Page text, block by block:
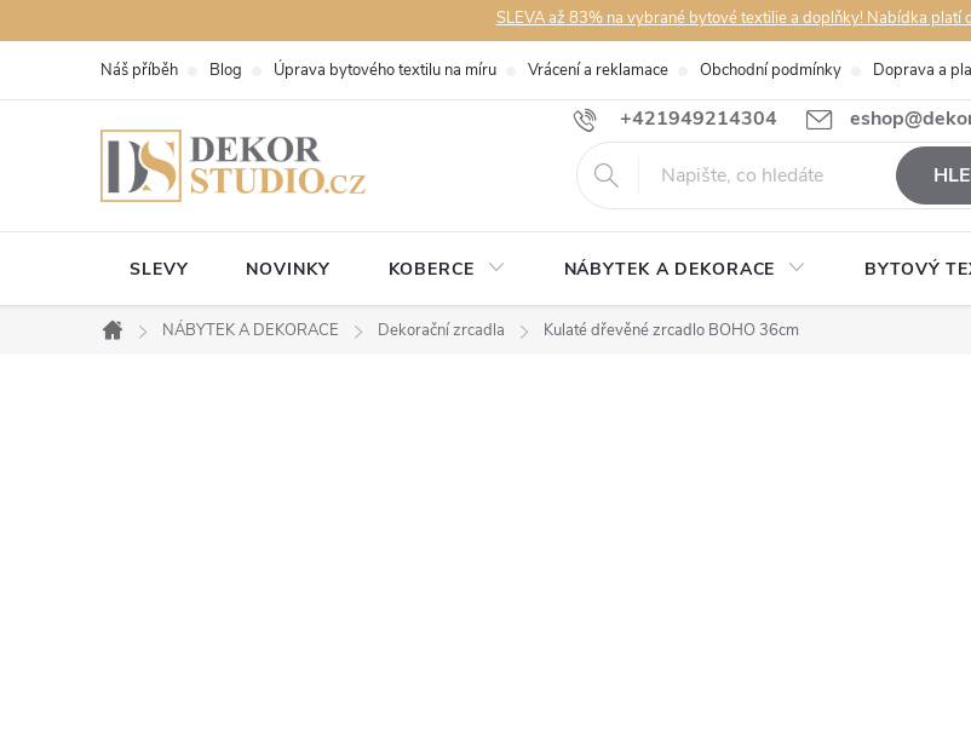
na
SLEVA až 83% na vybrané bytové textilie a doplňky! Nabídka platí
+421949214304
Náš příběh Blog Úprava bytového textilu na míru Vrácení a reklamace Obchodní podmínky Doprava a
SLEVY NOVINKY KOBERCE NÁBYTEK A DEKORACE BYTOVÝ
Domů
NÁBYTEK A DEKORACE Dekorační zrcadla Kulaté dřevěné zrcadlo BOHO 36cm